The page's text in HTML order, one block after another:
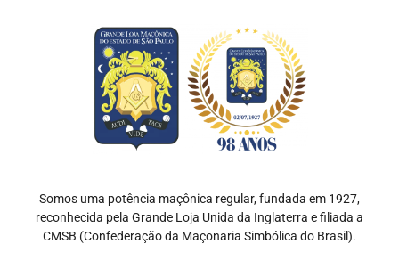
Somos uma potência maçônica regular, fundada em 1927,
reconhecida pela Grande Loja Unida da Inglaterra e filiada a
CMSB (Confederação da Maçonaria Simbólica do Brasil).